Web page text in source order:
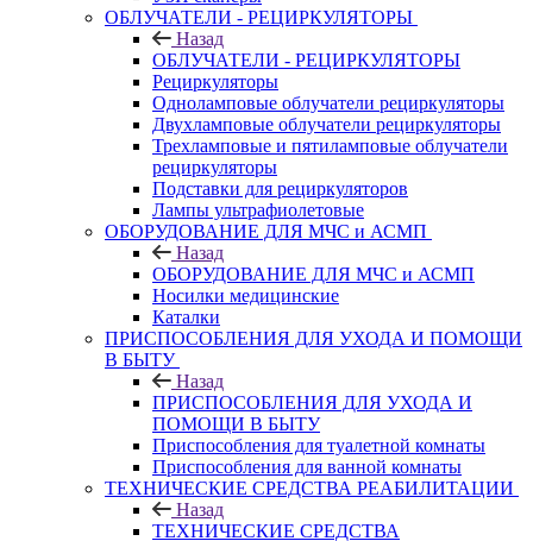
ОБЛУЧАТЕЛИ - РЕЦИРКУЛЯТОРЫ
Назад
ОБЛУЧАТЕЛИ - РЕЦИРКУЛЯТОРЫ
Рециркуляторы
Одноламповые облучатели рециркуляторы
Двухламповые облучатели рециркуляторы
Трехламповые и пятиламповые облучатели
рециркуляторы
Подставки для рециркуляторов
Лампы ультрафиолетовые
ОБОРУДОВАНИЕ ДЛЯ МЧС и АСМП
Назад
ОБОРУДОВАНИЕ ДЛЯ МЧС и АСМП
Носилки медицинские
Каталки
ПРИСПОСОБЛЕНИЯ ДЛЯ УХОДА И ПОМОЩИ
В БЫТУ
Назад
ПРИСПОСОБЛЕНИЯ ДЛЯ УХОДА И
ПОМОЩИ В БЫТУ
Приспособления для туалетной комнаты
Приспособления для ванной комнаты
ТЕХНИЧЕСКИЕ СРЕДСТВА РЕАБИЛИТАЦИИ
Назад
ТЕХНИЧЕСКИЕ СРЕДСТВА